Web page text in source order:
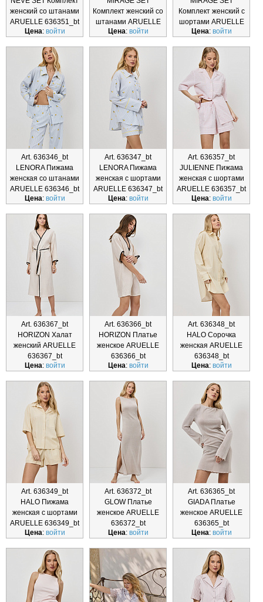
женский со штанами
ARUELLE 636351_bt
Цена: войти
Комплект женский со
штанами ARUELLE
636368_bt
Цена: войти
Комплект женский с
шортами ARUELLE
636369_bt
Цена: войти
Art. 636346_bt
LENORA Пижама
женская со штанами
ARUELLE 636346_bt
Цена: войти
Art. 636347_bt
LENORA Пижама
женская с шортами
ARUELLE 636347_bt
Цена: войти
Art. 636357_bt
JULIENNE Пижама
женская с шортами
ARUELLE 636357_bt
Цена: войти
Art. 636367_bt
HORIZON Халат
женский ARUELLE
636367_bt
Цена: войти
Art. 636366_bt
HORIZON Платье
женское ARUELLE
636366_bt
Цена: войти
Art. 636348_bt
HALO Сорочка
женская ARUELLE
636348_bt
Цена: войти
Art. 636349_bt
HALO Пижама
женская с шортами
ARUELLE 636349_bt
Цена: войти
Art. 636372_bt
GLOW Платье
женское ARUELLE
636372_bt
Цена: войти
Art. 636365_bt
GIADA Платье
женское ARUELLE
636365_bt
Цена: войти